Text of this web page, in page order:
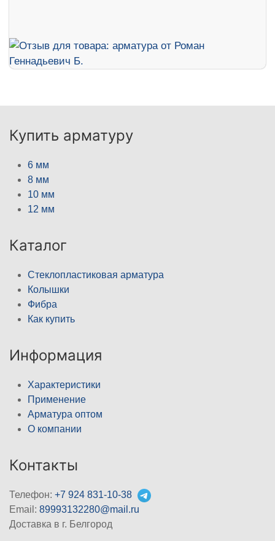
Купить арматуру
6 мм
8 мм
10 мм
12 мм
Каталог
Стеклопластиковая арматура
Колышки
Фибра
Как купить
Информация
Характеристики
Применение
Арматура оптом
О компании
Контакты
Телефон: +7 924 831-10-38
Email: 89993132280@mail.ru
Доставка в г. Белгород